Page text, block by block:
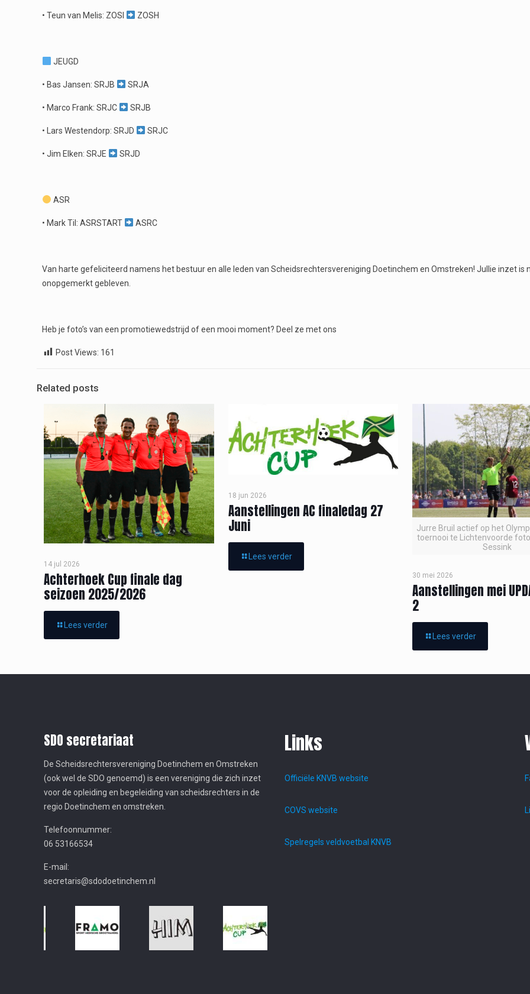
• Teun van Melis: ZOSI ZOSH
JEUGD
• Bas Jansen: SRJB SRJA
• Marco Frank: SRJC SRJB
• Lars Westendorp: SRJD SRJC
• Jim Elken: SRJE SRJD
ASR
• Mark Til: ASRSTART ASRC
Van harte gefeliciteerd namens het bestuur en alle leden van Scheidsrechtersvereniging Doetinchem en Omstreken! Jullie inzet is
onopgemerkt gebleven.
Heb je foto’s van een promotiewedstrijd of een mooi moment? Deel ze met ons
Post Views: 161
Related posts
14 jul 2026
Achterhoek Cup finale dag
seizoen 2025/2026
Lees verder
18 jun 2026
Aanstellingen AC finaledag 27
Juni
Lees verder
Jurre Bruil actief op het
toernooi te Lichtenvoorde
Sessink
30 mei 2026
Aanstellingen mei
2
Lees verder
SDO secretariaat
De Scheidsrechtersvereniging Doetinchem en Omstreken
(ook wel de SDO genoemd) is een vereniging die zich inzet
voor de opleiding en begeleiding van scheidsrechters in de
regio Doetinchem en omstreken.
Telefoonnummer:
06 53166534
E-mail:
secretaris@sdodoetinchem.nl
Links
Officiële KNVB website
COVS website
Spelregels veldvoetbal KNVB